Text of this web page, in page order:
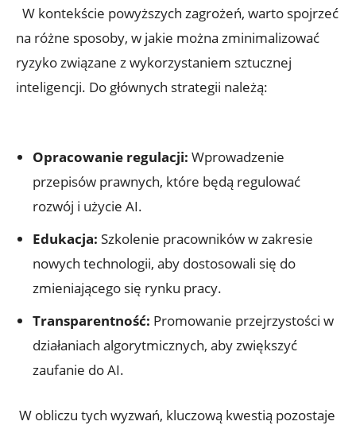
⁣ ‌ W kontekście‌ powyższych zagrożeń, warto spojrzeć
na⁤ różne sposoby, w jakie można zminimalizować
ryzyko ⁢związane z ‌wykorzystaniem sztucznej
inteligencji. Do głównych ‍strategii należą:
Opracowanie regulacji: Wprowadzenie
przepisów prawnych, które będą regulować
rozwój i użycie AI.
Edukacja: Szkolenie pracowników w⁢ zakresie
nowych technologii, aby dostosowali się​ do
zmieniającego się⁣ rynku pracy.
Transparentność: Promowanie ​przejrzystości w
działaniach algorytmicznych, aby zwiększyć
zaufanie do AI.
⁢ W obliczu tych wyzwań, ⁤kluczową kwestią ‌pozostaje